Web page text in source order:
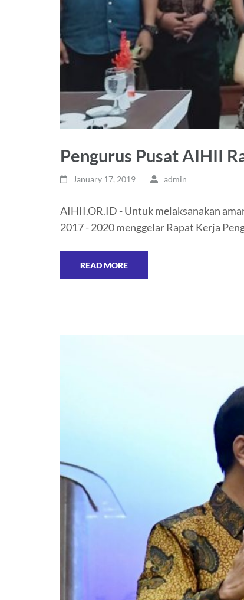
Pengurus Pusat AIHII
January 17, 2019 admin
AIHII.OR.ID - Untuk melaksanakan
2017 - 2020 menggelar Rapat Kerja
READ MORE